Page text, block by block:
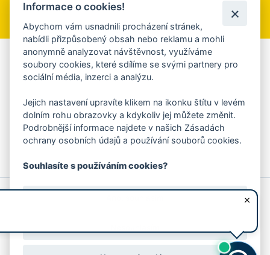
Přihlásit se k odběru
Aplikace Mobilní rozhlas
Chcete dostávat do svého mobilu či mailu upozornění na
ankety, pozvánky na kulturní a sportovní akce?
Více informací o aplikaci
© 2026 Magistrát města Zlína
Prohlášení o používání cookies
Informace o cookies!
Abychom vám usnadnili procházení stránek,
nabídli přizpůsobený obsah nebo reklamu a mohli
anonymně analyzovat návštěvnost, využíváme
soubory cookies, které sdílíme se svými partnery pro
sociální média, inzerci a analýzu.
Jejich nastavení upravíte klikem na ikonku štítu v levém
dolním rohu obrazovky a kdykoliv jej můžete změnit.
Podrobnější informace najdete v našich Zásadách
ochrany osobních údajů a používání souborů cookies.
Souhlasíte s používáním cookies?